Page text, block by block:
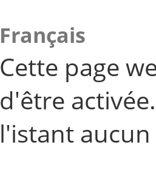
Français
Cette page
d'être
l'istant